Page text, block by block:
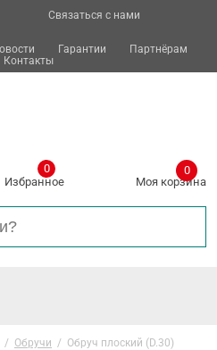
Связаться с нами
Гарантии
Партнёрам
Контакты
Избранное
0
Моя корзина
0
/ Обручи / Обруч плоский (D.30)